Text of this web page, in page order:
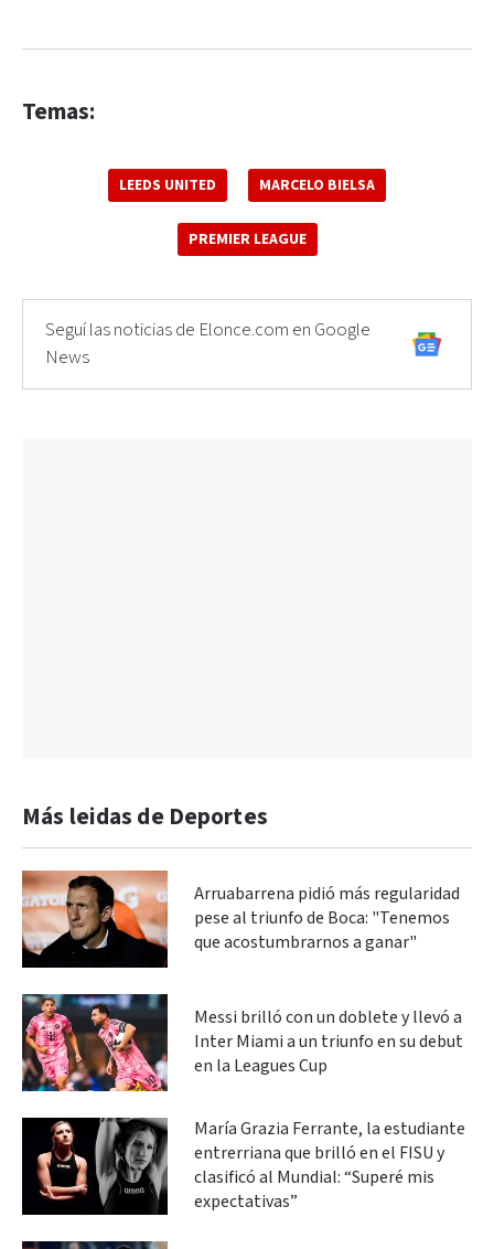
Temas:
LEEDS UNITED MARCELO BIELSA
PREMIER LEAGUE
Seguí las noticias de Elonce.com en Google
News
Más leidas de Deportes
Arruabarrena pidió más regularidad
pese al triunfo de Boca: "Tenemos
que acostumbrarnos a ganar"
Messi brilló con un doblete y llevó a
Inter Miami a un triunfo en su debut
en la Leagues Cup
María Grazia Ferrante, la estudiante
entrerriana que brilló en el FISU y
clasificó al Mundial: “Superé mis
expectativas”